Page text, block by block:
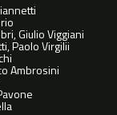
Giulio Viggiani
Paolo Virgilii
Ambrosini